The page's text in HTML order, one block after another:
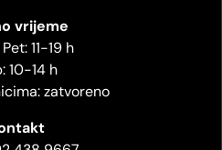
vrijeme
11-19 h
10-14 h
zatvoreno